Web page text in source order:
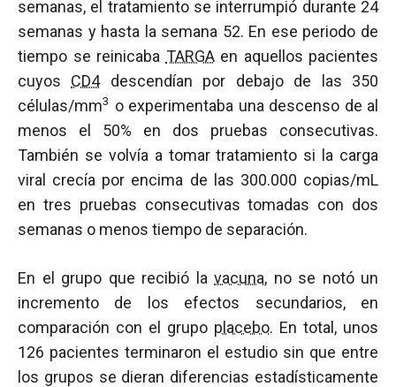
semanas, el tratamiento se interrumpió durante 24
semanas y hasta la semana 52. En ese periodo de
tiempo se reinicaba TARGAen aquellos pacientes
cuyos CD4descendían por debajo de las 350
células/mm3 o experimentaba una descenso de al
menos el 50% en dos pruebas consecutivas.
También se volvía a tomar tratamiento si la carga
viral crecía por encima de las 300.000 copias/mL
en tres pruebas consecutivas tomadas con dos
semanas o menos tiempo de separación.
En el grupo que recibió la vacuna, no se notó un
incremento de los efectos secundarios, en
comparación con el grupo placebo. En total, unos
126 pacientes terminaron el estudio sin que entre
los grupos se dieran diferencias estadísticamente